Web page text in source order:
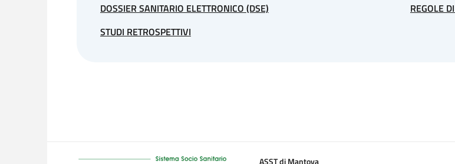
identificati, ma che per la loro stessa natura potrebbero, attraverso elaborazioni ed
ottenuto in risposta, il codice numerico indicante lo stato della risposta data dal server
DOSSIER SANITARIO ELETTRONICO (DSE)
REGOLE
STUDI RETROSPETTIVI